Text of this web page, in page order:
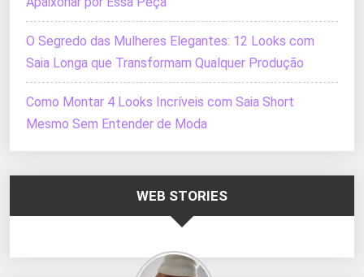
O Segredo das Mulheres Elegantes: 12 Looks com
Saia Longa que Transformam Qualquer Produção
Como Montar 4 Looks Incríveis com Saia Short
Mesmo Sem Entender de Moda
WEB STORIES